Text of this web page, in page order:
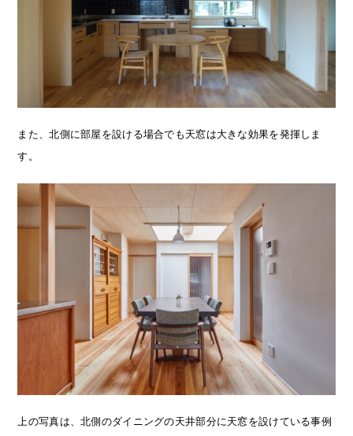
また、北側に部屋を設ける場合でも天窓は大きな効果を発揮しま
す。
上の写真は、北側のダイニングの天井部分に天窓を設けている事例